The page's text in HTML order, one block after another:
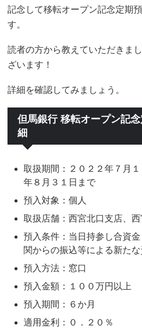
記念して移転オープン記念定期
す。
読者の方から教えていただきま
ざいます！
詳細を確認してみましょう。
但馬銀行 移転オープン記
細
取扱期間：２０２２年７月
年８月３１日まで
預入対象：個人
取扱店舗：西宮北口支店、
預入条件：当日持参し合資
関からの振込等による新た
預入方法：窓口
預入金額：１００万円以上
預入期間：６か月
適用金利：０．２０％